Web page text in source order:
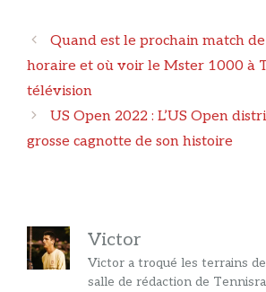
Navigation
des
articles
Quand est le prochain match
horaire et où voir le Mster 1000 à
télévision
US Open 2022 : L’US Open
grosse cagnotte de son histoire
Victor
Victor a troqué les terrains
salle de rédaction de